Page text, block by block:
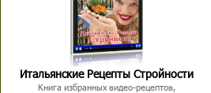
Итальянские Рецепты Стройности
Книга избранных видео-рецептов,